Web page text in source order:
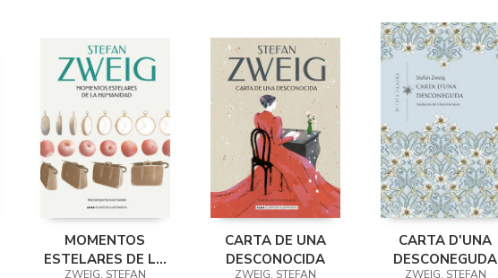
MOMENTOS
ESTELARES DE LA
ZWEIG, STEFAN
CARTA DE UNA
DESCONOCIDA
ZWEIG, STEFAN
CARTA D'UNA
DESCONEGUDA
ZWEIG, STEFAN